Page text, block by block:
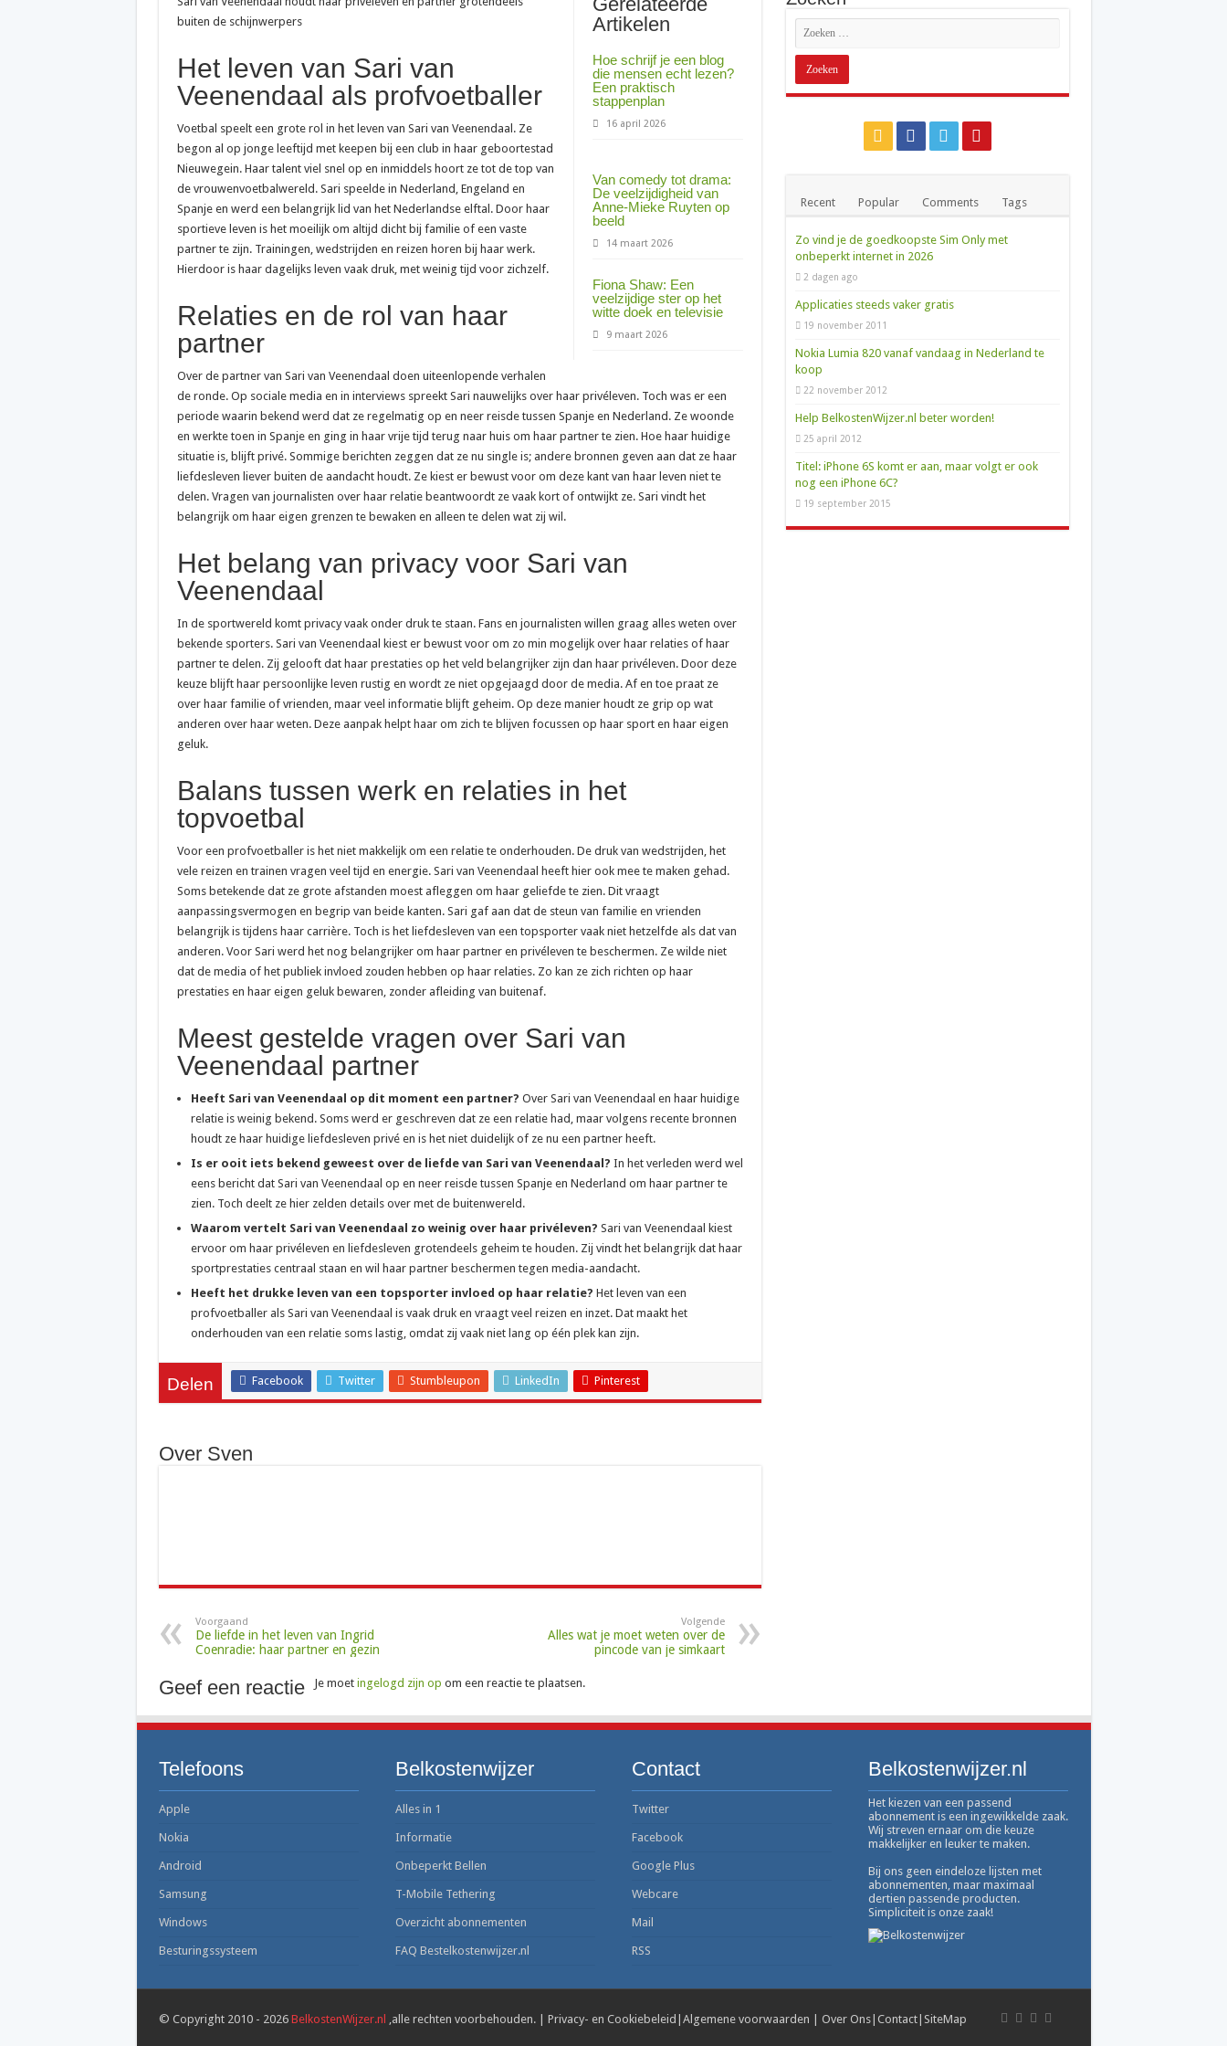
+31 20 808 56 06: waarom belt dit nummer en wat moet je doen?
0900 nummer kosten: wat betaal je en hoe zit het precies?
0900 ov 9292: wat kost het en wanneer bel je dit nummer?
085 nummer kosten: wat betaal je per maand?
0900 9292: het telefoonnummer voor reisinfo in het ov
Is 088 gratis? Wat je betaalt voor een 088-nummer
Telefoniekosten vergelijken: zo weet je of je te veel betaalt
06:06 op je klok: wat betekent dit engelengetal?
088 722 66 00: de alarmlijn van Rabobank bij fraude
Hoe schrijf je een 06-nummer: de juiste notatie uitgelegd
+31 88 088 89 99: het telefoonnummer van Verisure Nederland
Oude telefoon inleveren: waarom dat goed is voor je portemonnee en het milieu
0900 OV9292: het telefoonnummer voor al je reisinfo
Artikelen
Hoe schrijf je een blog
die mensen echt lezen?
Een praktisch
stappenplan
16 april 2026
Van comedy tot drama:
De veelzijdigheid van
Anne-Mieke Ruyten op
beeld
14 maart 2026
Fiona Shaw: Een
veelzijdige ster op het
witte doek en televisie
9 maart 2026
buiten de schijnwerpers
Het leven van Sari van
Veenendaal als profvoetballer
Voetbal speelt een grote rol in het leven van Sari van Veenendaal. Ze
begon al op jonge leeftijd met keepen bij een club in haar geboortestad
Nieuwegein. Haar talent viel snel op en inmiddels hoort ze tot de top van
de vrouwenvoetbalwereld. Sari speelde in Nederland, Engeland en
Spanje en werd een belangrijk lid van het Nederlandse elftal. Door haar
sportieve leven is het moeilijk om altijd dicht bij familie of een vaste
partner te zijn. Trainingen, wedstrijden en reizen horen bij haar werk.
Hierdoor is haar dagelijks leven vaak druk, met weinig tijd voor zichzelf.
Relaties en de rol van haar
partner
Over de partner van Sari van Veenendaal doen uiteenlopende verhalen
de ronde. Op sociale media en in interviews spreekt Sari nauwelijks over haar privéleven. Toch was er een
periode waarin bekend werd dat ze regelmatig op en neer reisde tussen Spanje en Nederland. Ze woonde
en werkte toen in Spanje en ging in haar vrije tijd terug naar huis om haar partner te zien. Hoe haar huidige
situatie is, blijft privé. Sommige berichten zeggen dat ze nu single is; andere bronnen geven aan dat ze haar
liefdesleven liever buiten de aandacht houdt. Ze kiest er bewust voor om deze kant van haar leven niet te
delen. Vragen van journalisten over haar relatie beantwoordt ze vaak kort of ontwijkt ze. Sari vindt het
belangrijk om haar eigen grenzen te bewaken en alleen te delen wat zij wil.
Het belang van privacy voor Sari van
Veenendaal
In de sportwereld komt privacy vaak onder druk te staan. Fans en journalisten willen graag alles weten over
bekende sporters. Sari van Veenendaal kiest er bewust voor om zo min mogelijk over haar relaties of haar
partner te delen. Zij gelooft dat haar prestaties op het veld belangrijker zijn dan haar privéleven. Door deze
keuze blijft haar persoonlijke leven rustig en wordt ze niet opgejaagd door de media. Af en toe praat ze
over haar familie of vrienden, maar veel informatie blijft geheim. Op deze manier houdt ze grip op wat
anderen over haar weten. Deze aanpak helpt haar om zich te blijven focussen op haar sport en haar eigen
geluk.
Balans tussen werk en relaties in het
topvoetbal
Voor een profvoetballer is het niet makkelijk om een relatie te onderhouden. De druk van wedstrijden, het
vele reizen en trainen vragen veel tijd en energie. Sari van Veenendaal heeft hier ook mee te maken gehad.
Soms betekende dat ze grote afstanden moest afleggen om haar geliefde te zien. Dit vraagt
aanpassingsvermogen en begrip van beide kanten. Sari gaf aan dat de steun van familie en vrienden
belangrijk is tijdens haar carrière. Toch is het liefdesleven van een topsporter vaak niet hetzelfde als dat van
anderen. Voor Sari werd het nog belangrijker om haar partner en privéleven te beschermen. Ze wilde niet
dat de media of het publiek invloed zouden hebben op haar relaties. Zo kan ze zich richten op haar
prestaties en haar eigen geluk bewaren, zonder afleiding van buitenaf.
Meest gestelde vragen over Sari van
Veenendaal partner
Heeft Sari van Veenendaal op dit moment een partner? Over Sari van Veenendaal en haar huidige
relatie is weinig bekend. Soms werd er geschreven dat ze een relatie had, maar volgens recente bronnen
houdt ze haar huidige liefdesleven privé en is het niet duidelijk of ze nu een partner heeft.
Is er ooit iets bekend geweest over de liefde van Sari van Veenendaal? In het verleden werd wel
eens bericht dat Sari van Veenendaal op en neer reisde tussen Spanje en Nederland om haar partner te
zien. Toch deelt ze hier zelden details over met de buitenwereld.
Waarom vertelt Sari van Veenendaal zo weinig over haar privéleven? Sari van Veenendaal kiest
ervoor om haar privéleven en liefdesleven grotendeels geheim te houden. Zij vindt het belangrijk dat haar
sportprestaties centraal staan en wil haar partner beschermen tegen media-aandacht.
Heeft het drukke leven van een topsporter invloed op haar relatie? Het leven van een
profvoetballer als Sari van Veenendaal is vaak druk en vraagt veel reizen en inzet. Dat maakt het
onderhouden van een relatie soms lastig, omdat zij vaak niet lang op één plek kan zijn.
Delen Facebook Twitter Stumbleupon LinkedIn Pinterest
Over Sven
Voorgaand
De liefde in het leven van Ingrid
Coenradie: haar partner en gezin
Volgende
Alles wat je moet weten over de
pincode van je simkaart
Geef een reactie Je moet ingelogd zijn op om een reactie te plaatsen.
Recent Popular Comments Tags
Zo vind je de goedkoopste Sim Only met
onbeperkt internet in 2026
2 dagen ago
Applicaties steeds vaker gratis
19 november 2011
Nokia Lumia 820 vanaf vandaag in Nederland te
koop
22 november 2012
Help BelkostenWijzer.nl beter worden!
25 april 2012
Titel: iPhone 6S komt er aan, maar volgt er ook
nog een iPhone 6C?
19 september 2015
Telefoons
Apple
Nokia
Android
Samsung
Windows
Besturingssysteem
Belkostenwijzer
Alles in 1
Informatie
Onbeperkt Bellen
T-Mobile Tethering
Overzicht abonnementen
FAQ Bestelkostenwijzer.nl
Contact
Twitter
Facebook
Google Plus
Webcare
Mail
RSS
Belkostenwijzer.nl
Het kiezen van een passend
abonnement is een ingewikkelde zaak.
Wij streven ernaar om die keuze
makkelijker en leuker te maken.
Bij ons geen eindeloze lijsten met
abonnementen, maar maximaal
dertien passende producten.
Simpliciteit is onze zaak!
© Copyright 2010 - 2026 BelkostenWijzer.nl ,alle rechten voorbehouden. | Privacy- en Cookiebeleid Algemene voorwaarden Over Ons| Contact| SiteMap